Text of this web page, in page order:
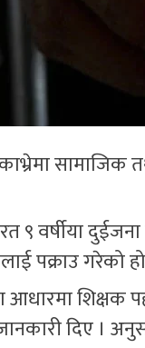
सामाजिक
९ वर्षीया
पक्राउ गरेको
आधारमा शिक्षक
दिए ।